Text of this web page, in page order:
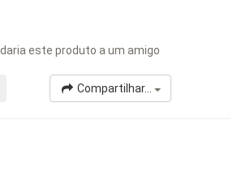
este produto a um amigo
Compartilhar...